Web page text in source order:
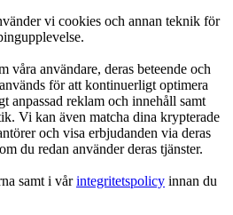
vi cookies och annan teknik för
våra användare, deras beteende och
för att kontinuerligt optimera
anpassad reklam och innehåll samt
Vi kan även matcha dina krypterade
och visa erbjudanden via deras
du redan använder deras tjänster.
samt i vårintegritetspolicy innan du